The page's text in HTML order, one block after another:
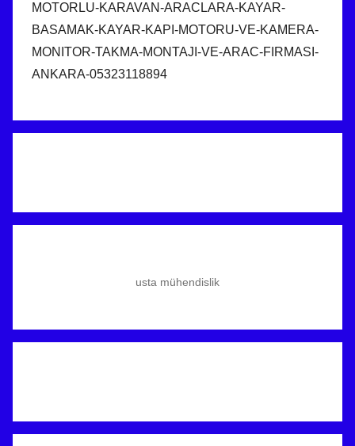
MOTORLU-KARAVAN-ARACLARA-KAYAR-
BASAMAK-KAYAR-KAPI-MOTORU-VE-KAMERA-
MONITOR-TAKMA-MONTAJI-VE-ARAC-FIRMASI-
ANKARA-05323118894
usta mühendislik